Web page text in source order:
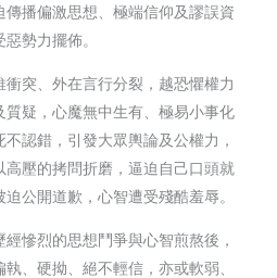
播偏激思想、極端信仰及謬誤資
勢力擺佈。
突、外在言行分裂，越恐懼權力
疑，心魔無中生有、極易小事化
認錯，引發大眾輿論及公權力，
壓的拷問折磨，逼迫自己口頭就
公開道歉，心智遭受殘酷羞辱。
慘烈的思想鬥爭與心智煎熬後，
、硬拗、絕不輕信，亦或軟弱、